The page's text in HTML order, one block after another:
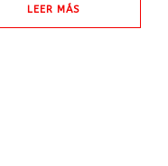
LEER MÁS